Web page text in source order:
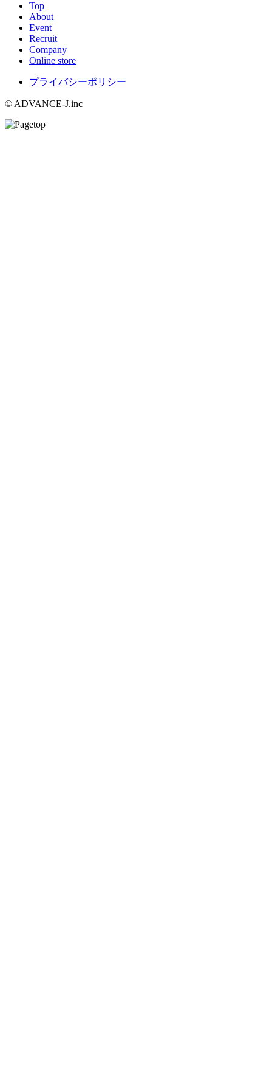
Top
About
Event
Recruit
Company
Online store
プライバシーポリシー
© ADVANCE-J.inc